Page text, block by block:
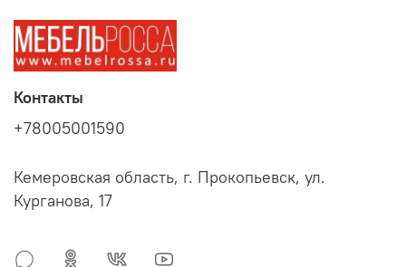
Контакты
+78005001590
Кемеровская область, г. Прокопьевск, ул.
Курганова, 17